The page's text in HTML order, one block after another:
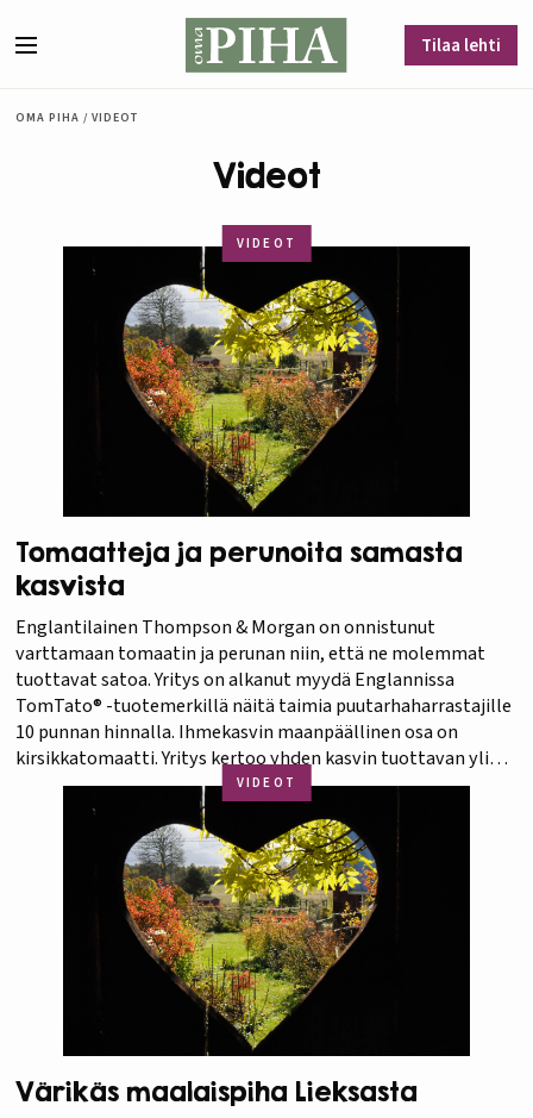
Tilaa lehti
OMA PIHA / VIDEOT
Videot
VIDEOT
Tomaatteja ja perunoita samasta
kasvista
Englantilainen Thompson & Morgan on onnistunut
varttamaan tomaatin ja perunan niin, että ne molemmat
tuottavat satoa. Yritys on alkanut myydä Englannissa
TomTato® -tuotemerkillä näitä taimia puutarhaharrastajille
10 punnan hinnalla. Ihmekasvin maanpäällinen osa on
kirsikkatomaatti. Yritys kertoo yhden kasvin tuottavan yli
500 kappaletta maukkaita kirsikkatomaatteja. Maan alla
peruna tuottaa jopa 2 kiloa valkoisia ja herkullisia perunoita.
VIDEOT
Värikäs maalaispiha Lieksasta